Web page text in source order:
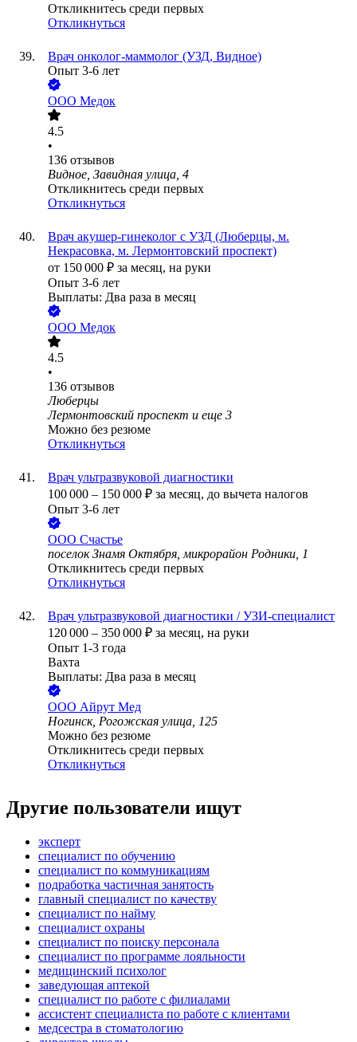
Откликнитесь среди первых
Откликнуться
Врач онколог-маммолог (УЗД, Видное)
Опыт 3-6 лет
ООО Медок
4.5
•
136 отзывов
Видное, Завидная улица, 4
Откликнитесь среди первых
Откликнуться
Врач акушер-гинеколог с УЗД (Люберцы, м.
Некрасовка, м. Лермонтовский проспект)
от 150 000 ₽ за месяц, на руки
Опыт 3-6 лет
Выплаты: Два раза в месяц
ООО Медок
4.5
•
136 отзывов
Люберцы
Лермонтовский проспект и еще 3
Можно без резюме
Откликнуться
Врач ультразвуковой диагностики
100 000 – 150 000 ₽ за месяц, до вычета налогов
Опыт 3-6 лет
ООО Счастье
поселок Знамя Октября, микрорайон Родники, 1
Откликнитесь среди первых
Откликнуться
Врач ультразвуковой диагностики / УЗИ-специалист
120 000 – 350 000 ₽ за месяц, на руки
Опыт 1-3 года
Вахта
Выплаты: Два раза в месяц
ООО Айрут Мед
Ногинск, Рогожская улица, 125
Можно без резюме
Откликнитесь среди первых
Откликнуться
Другие пользователи ищут
эксперт
специалист по обучению
специалист по коммуникациям
подработка частичная занятость
главный специалист по качеству
специалист по найму
специалист охраны
специалист по поиску персонала
специалист по программе лояльности
медицинский психолог
заведующая аптекой
специалист по работе с филиалами
ассистент специалиста по работе с клиентами
медсестра в стоматологию